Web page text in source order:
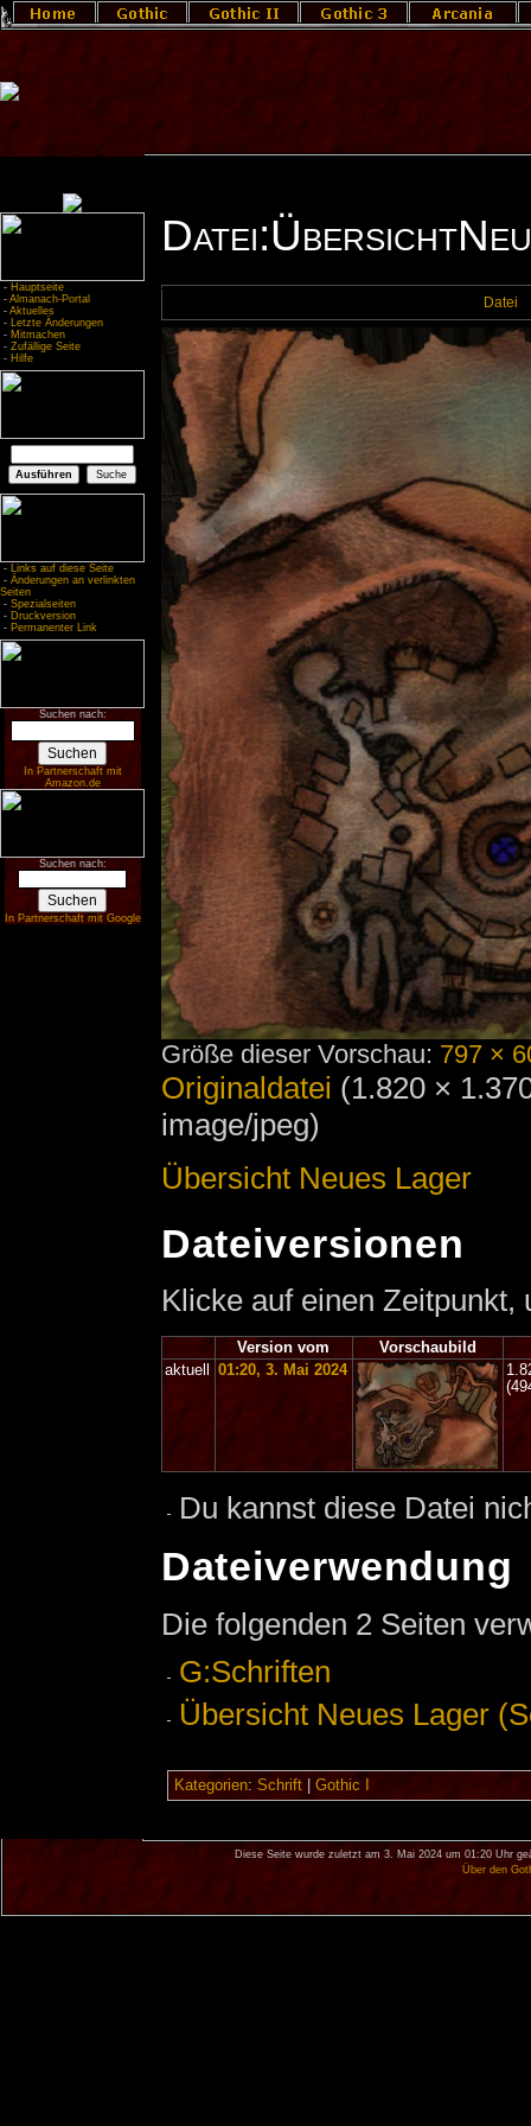
- Hauptseite
- Almanach-Portal
- Aktuelles
- Letzte Änderungen
- Mitmachen
- Zufällige Seite
- Hilfe
- Links auf diese Seite
- Änderungen an verlinkten
Seiten
- Spezialseiten
- Druckversion
- Permanenter Link
Suchen nach:
In Partnerschaft mit
Amazon.de
Suchen nach:
In Partnerschaft mit Google
Datei
Größe dieser Vorschau: 797 ×
Originaldatei (1.820 ×
image/jpeg)
Übersicht Neues Lager
Dateiversionen
Klicke auf einen
Version vom
Vorschaubild
aktuell
01:20, 3. Mai 2024
Du kannst diese Datei
Dateiverwendung
Die folgenden 2 Seiten
G:Schriften
Übersicht Neues Lager
Kategorien: Schrift| Gothic I
Diese Seite wurde zuletzt am 3. Mai 2024 um 01:20 Uhr
Über den